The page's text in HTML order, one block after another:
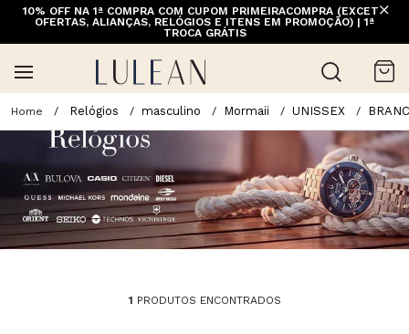
10% OFF NA 1ª COMPRA COM CUPOM PRIMEIRACOMPRA (EXCETO
OFERTAS, ALIANÇAS, RELÓGIOS E ITENS EM PROMOÇÃO) | 1ª
TROCA GRÁTIS
Relógios masculino Mormaii UNISSEX
1 PRODUTOS ENCONTRADOS